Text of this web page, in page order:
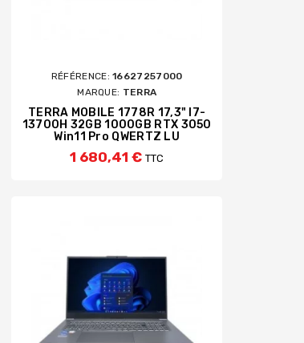
RÉFÉRENCE:16627257000
MARQUE: TERRA
TERRA MOBILE 1778R 17,3" I7-
13700H 32GB 1000GB RTX 3050
Win11 Pro QWERTZ LU
1 680,41 €TTC